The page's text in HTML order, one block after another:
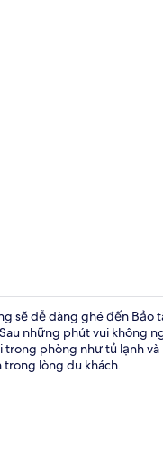
sẽ dễ dàng ghé đến
những phút vui không
phòng như tủ lạnh và
trong lòng du khách.